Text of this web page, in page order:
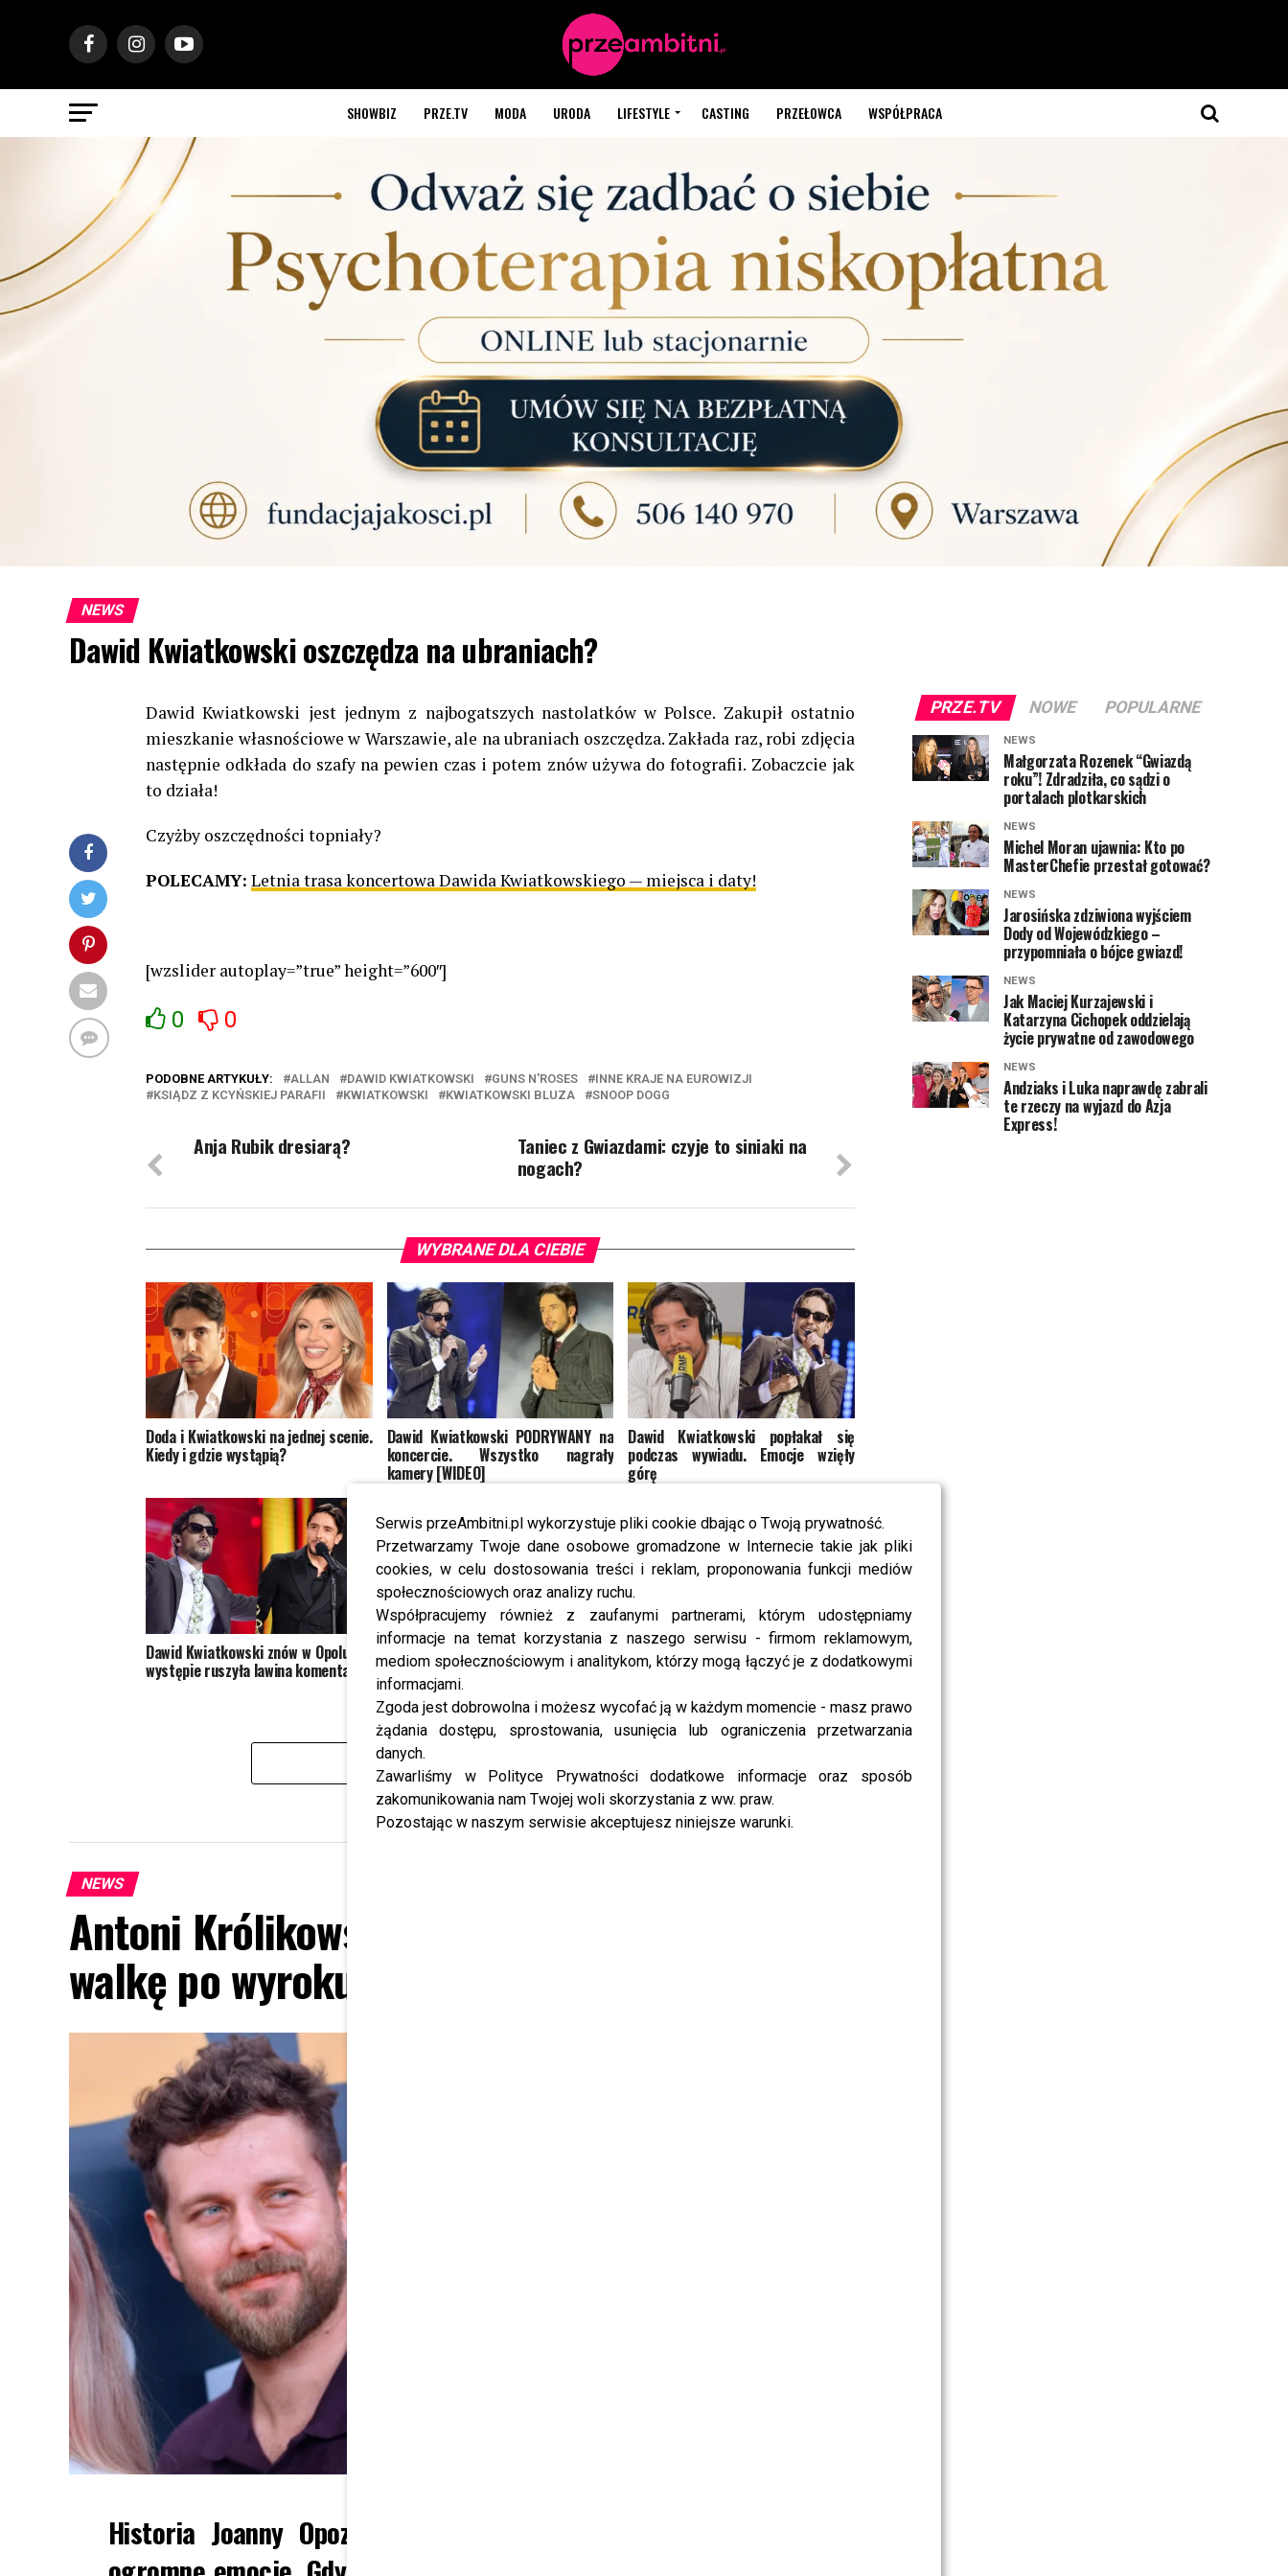
Serwis przeAmbitni.pl wykorzystuje pliki cookie dbając o Twoją prywatność.
Przetwarzamy Twoje dane osobowe gromadzone w Internecie takie jak pliki
cookies, w celu dostosowania treści i reklam, proponowania funkcji mediów
społecznościowych oraz analizy ruchu.
Współpracujemy również z zaufanymi partnerami, którym udostępniamy
informacje na temat korzystania z naszego serwisu - firmom reklamowym,
mediom społecznościowym i analitykom, którzy mogą łączyć je z dodatkowymi
informacjami.
Zgoda jest dobrowolna i możesz wycofać ją w każdym momencie - masz prawo
żądania dostępu, sprostowania, usunięcia lub ograniczenia przetwarzania
danych.
Zawarliśmy w Polityce Prywatności dodatkowe informacje oraz sposób
zakomunikowania nam Twojej woli skorzystania z ww. praw.
Pozostając w naszym serwisie akceptujesz niniejsze warunki.
SHOWBIZ PRZE.TV MODA URODA LIFESTYLE CASTING PRZEŁOWCA WSPÓŁPRACA
NEWS
Dawid Kwiatkowski oszczędza na ubraniach?
Dawid Kwiatkowski jest jednym z najbogatszych nastolatków w Polsce. Zakupił ostatnio
mieszkanie własnościowe w Warszawie, ale na ubraniach oszczędza. Zakłada raz, robi zdjęcia
następnie odkłada do szafy na pewien czas i potem znów używa do fotografii. Zobaczcie jak
to działa!
Czyżby oszczędności topniały?
POLECAMY: Letnia trasa koncertowa Dawida Kwiatkowskiego — miejsca i daty!
[wzslider autoplay=”true” height=”600″]
0 0
PODOBNE ARTYKUŁY: ALLAN DAWID KWIATKOWSKI GUNS N'ROSES
INNE KRAJE NA EUROWIZJI
KSIĄDZ Z KCYŃSKIEJ PARAFII
KWIATKOWSKI KWIATKOWSKI BLUZA SNOOP DOGG
Taniec z Gwiazdami: czyje to siniaki na
nogach?
Anja Rubik dresiarą?
WYBRANE DLA CIEBIE
Doda i Kwiatkowski na jednej scenie.
Kiedy i gdzie wystąpią?
Dawid Kwiatkowski PODRYWANY na
koncercie. Wszystko nagrały
kamery [WIDEO]
Dawid Kwiatkowski popłakał się
podczas wywiadu. Emocje wzięły
górę
Dawid Kwiatkowski znów w Opolu. Po
występie ruszyła lawina komentarzy
Opole 2026: zjawiskowa Woźniak-
Starak, elegancki Kaminski,
błyszcząca Drzewiecka
Dawid Kwiatkowski zaskoczył fanów
podczas koncertu. Nagranie trafiło
NEWS
Antoni Królikowski nie odpuszcza? Zapowiada
walkę po wyroku sądu
Historia Joanny Opozdy i Antka Królikowskiego od lat budzi
PRZE.TV NOWE POPULARNE
NEWS
Małgorzata Rozenek “Gwiazdą
roku”! Zdradziła, co sądzi o
portalach plotkarskich
NEWS
Michel Moran ujawnia: Kto po
MasterChefie przestał gotować?
NEWS
Jarosińska zdziwiona wyjściem
Dody od Wojewódzkiego –
przypomniała o bójce gwiazd!
NEWS
Jak Maciej Kurzajewski i
Katarzyna Cichopek oddzielają
życie prywatne od zawodowego
NEWS
Andziaks i Luka naprawdę zabrali
te rzeczy na wyjazd do Azja
Express!